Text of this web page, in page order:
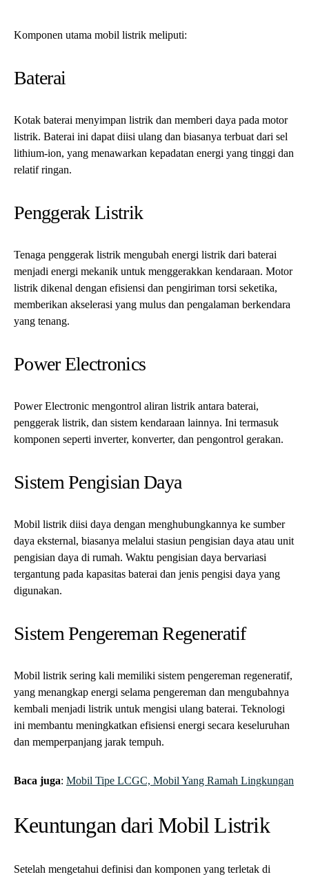
Komponen utama mobil listrik meliputi:
Baterai
Kotak baterai menyimpan listrik dan memberi daya pada motor
listrik. Baterai ini dapat diisi ulang dan biasanya terbuat dari sel
lithium-ion, yang menawarkan kepadatan energi yang tinggi dan
relatif ringan.
Penggerak Listrik
Tenaga penggerak listrik mengubah energi listrik dari baterai
menjadi energi mekanik untuk menggerakkan kendaraan. Motor
listrik dikenal dengan efisiensi dan pengiriman torsi seketika,
memberikan akselerasi yang mulus dan pengalaman berkendara
yang tenang.
Power Electronics
Power Electronic mengontrol aliran listrik antara baterai,
penggerak listrik, dan sistem kendaraan lainnya. Ini termasuk
komponen seperti inverter, konverter, dan pengontrol gerakan.
Sistem Pengisian Daya
Mobil listrik diisi daya dengan menghubungkannya ke sumber
daya eksternal, biasanya melalui stasiun pengisian daya atau unit
pengisian daya di rumah. Waktu pengisian daya bervariasi
tergantung pada kapasitas baterai dan jenis pengisi daya yang
digunakan.
Sistem Pengereman Regeneratif
Mobil listrik sering kali memiliki sistem pengereman regeneratif,
yang menangkap energi selama pengereman dan mengubahnya
kembali menjadi listrik untuk mengisi ulang baterai. Teknologi
ini membantu meningkatkan efisiensi energi secara keseluruhan
dan memperpanjang jarak tempuh.
Baca juga: Mobil Tipe LCGC, Mobil Yang Ramah Lingkungan
Keuntungan dari Mobil Listrik
Setelah mengetahui definisi dan komponen yang terletak di